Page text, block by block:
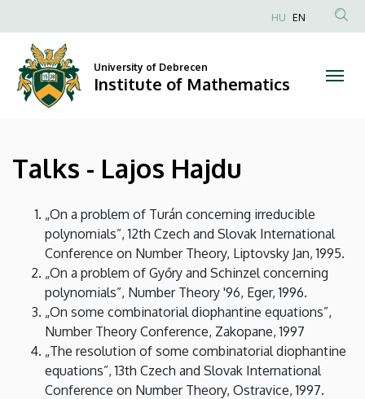
Lajos
Hajdu
Institute
Mathematics
to
content
Anonim
fiók
HU EN
University of Debrecen
Institute of Mathematics
Talks - Lajos Hajdu
„On a problem of Turán concerning irreducible
polynomials”, 12th Czech and Slovak International
Conference on Number Theory, Liptovsky Jan, 1995.
„On a problem of Győry and Schinzel concerning
polynomials”, Number Theory '96, Eger, 1996.
„On some combinatorial diophantine equations”,
Number Theory Conference, Zakopane, 1997
„The resolution of some combinatorial diophantine
equations”, 13th Czech and Slovak International
Conference on Number Theory, Ostravice, 1997.